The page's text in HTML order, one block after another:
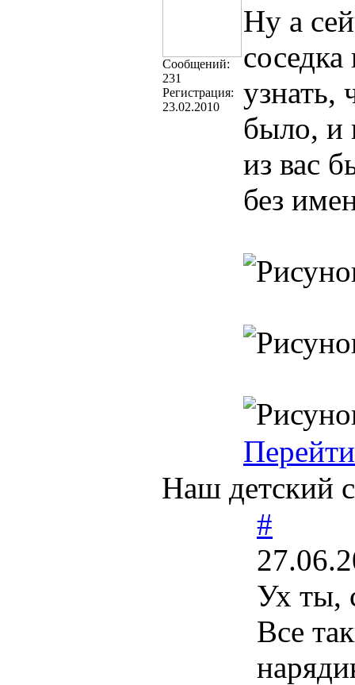
Cообщений:
231
Регистрация:
23.02.2010
Ну а
узнать,
было, и
из вас
без
Перейти
Наш детский
#
Ух ты,
Все